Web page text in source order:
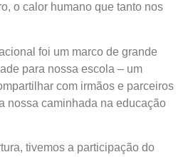
o calor humano que tanto nos
foi um marco de grande
para nossa escola – um
com irmãos e parceiros
nossa caminhada na educação
tivemos a participação do